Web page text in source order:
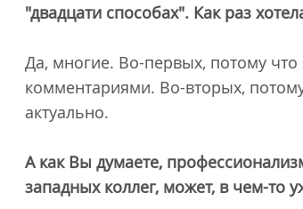
"двадцати способах". Как раз
Да, многие. Во-первых, потому
комментариями. Во-вторых,
актуально.
А как Вы думаете,
западных коллег, может, в чем-то